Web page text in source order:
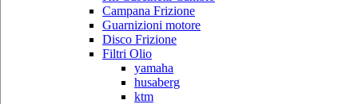
Campana Frizione
Guarnizioni motore
Disco Frizione
Filtri Olio
yamaha
husaberg
ktm